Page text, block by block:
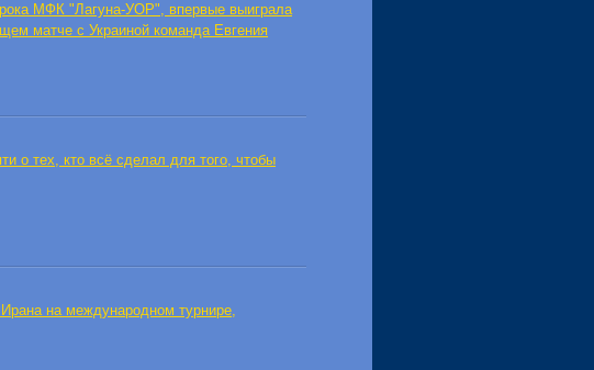
МФК "Лагуна-УОР", впервые выиграла
матче с Украиной команда Евгения
о тех, кто всё сделал для того, чтобы
на международном турнире,